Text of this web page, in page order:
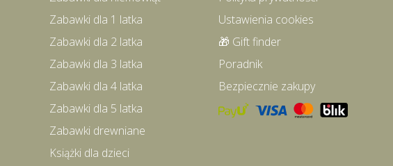
Zabawki dla 1 latka
Zabawki dla 2 latka
Zabawki dla 3 latka
Zabawki dla 4 latka
Zabawki dla 5 latka
Zabawki drewniane
Książki dla dzieci
Ustawienia cookies
🎁 Gift finder
Poradnik
Bezpiecznie zakupy